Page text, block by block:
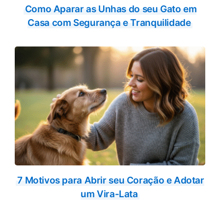
Como Aparar as Unhas do seu Gato em
Casa com Segurança e Tranquilidade
7 Motivos para Abrir seu Coração e Adotar
um Vira-Lata